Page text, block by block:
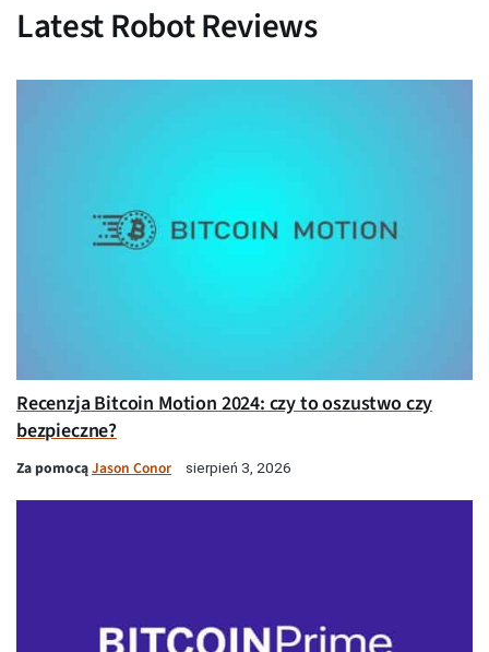
Latest Robot Reviews
Recenzja Bitcoin Motion 2024: czy to oszustwo czy
bezpieczne?
Za pomocąJason Conor sierpień 3, 2026